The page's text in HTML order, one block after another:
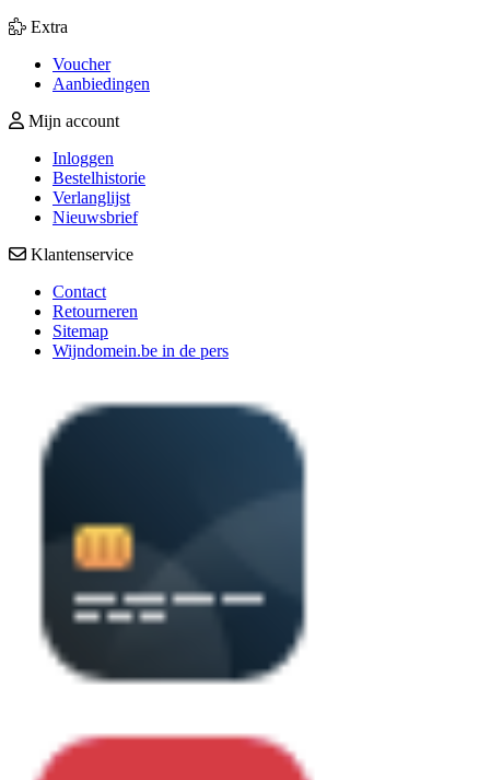
Extra
Voucher
Aanbiedingen
Mijn account
Inloggen
Bestelhistorie
Verlanglijst
Nieuwsbrief
Klantenservice
Contact
Retourneren
Sitemap
Wijndomein.be in de pers